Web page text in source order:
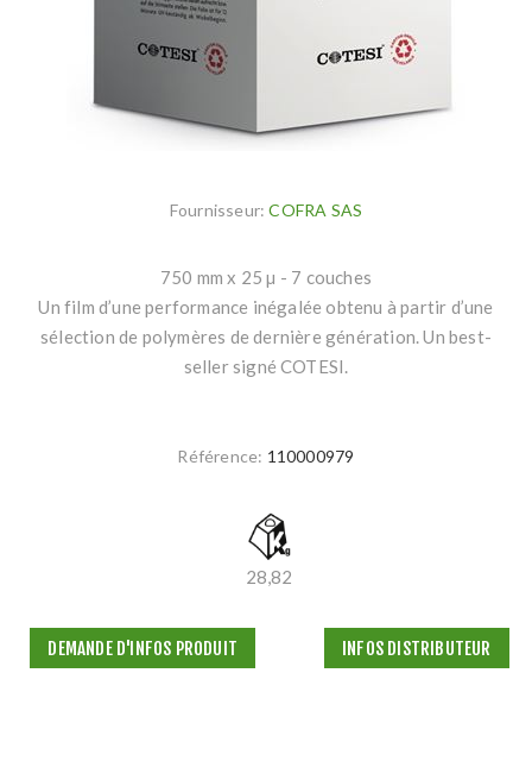
Fournisseur: COFRA SAS
750 mm x 25 µ - 7 couches
Un film d’une performance inégalée obtenu à partir d’une
sélection de polymères de dernière génération. Un best-
seller signé COTESI.
Référence: 110000979
28,82
DEMANDE D'INFOS PRODUIT INFOS DISTRIBUTEUR